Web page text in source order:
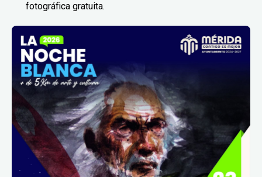
fotográfica gratuita.